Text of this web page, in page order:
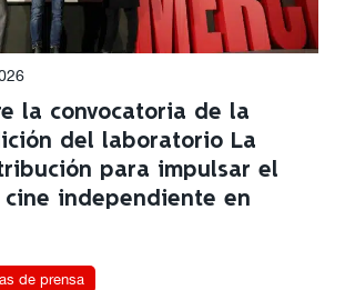
la convocatoria de la
del laboratorio La
para impulsar el
independiente en
de prensa